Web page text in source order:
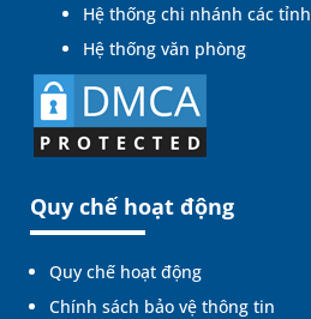
Hệ thống chi nhánh các tỉnh
Hệ thống văn phòng
Quy chế hoạt động
Quy chế hoạt động
Chính sách bảo vệ thông tin